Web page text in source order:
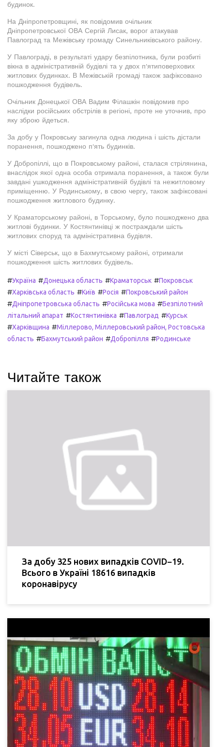
будинок.
На Дніпропетровщині, як повідомив очільник
Дніпропетровської ОВА Сергій Лисак, ворог атакував
Павлоград та Межівську громаду Синельниківського району.
У Павлограді, в результаті удару безпілотника, були розбиті
вікна в адміністративній будівлі та у двох п'ятиповерхових
житлових будинках. В Межівській громаді також зафіксовано
пошкодження будівель.
Очільник Донецької ОВА Вадим Філашкін повідомив про
наслідки російських обстрілів в регіоні, проте не уточнив, про
яку зброю йдеться.
За добу у Покровську загинула одна людина і шість дістали
поранення, пошкоджено п'ять будинків.
У Добропіллі, що в Покровському районі, сталася стрілянина,
внаслідок якої одна особа отримала поранення, а також були
завдані ушкодження адміністративній будівлі та нежитловому
приміщенню. У Родинському, в свою чергу, також зафіксовані
пошкодження житлового будинку.
У Краматорському районі, в Торському, було пошкоджено два
житлові будинки. У Костянтинівці ж постраждали шість
житлових споруд та адміністративна будівля.
У місті Сіверськ, що в Бахмутському районі, отримали
пошкодження шість житлових будівель.
#Україна #Донецька область #Краматорськ #Покровськ
#Харківська область #Київ #Росія #Покровський район
#Дніпропетровська область #Російська мова #Безпілотний
літальний апарат #Костянтинівка #Павлоград #Курськ
#Харківщина #Міллерово, Міллеровський район, Ростовська
область #Бахмутський район #Добропілля #Родинське
Читайте також
За добу 325 нових випадків COVID−19.
Всього в Україні 18616 випадків
коронавірусу